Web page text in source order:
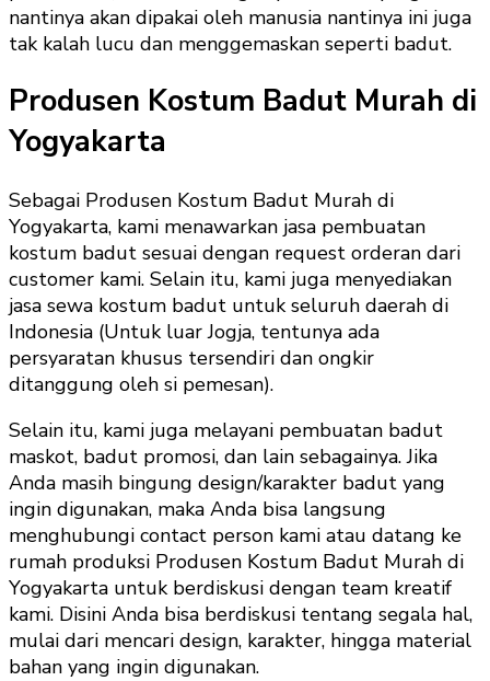
nantinya akan dipakai oleh manusia nantinya ini juga
tak kalah lucu dan menggemaskan seperti badut.
Produsen Kostum Badut Murah di
Yogyakarta
Sebagai Produsen Kostum Badut Murah di
Yogyakarta, kami menawarkan jasa pembuatan
kostum badut sesuai dengan request orderan dari
customer kami. Selain itu, kami juga menyediakan
jasa sewa kostum badut untuk seluruh daerah di
Indonesia (Untuk luar Jogja, tentunya ada
persyaratan khusus tersendiri dan ongkir
ditanggung oleh si pemesan).
Selain itu, kami juga melayani pembuatan badut
maskot, badut promosi, dan lain sebagainya. Jika
Anda masih bingung design/karakter badut yang
ingin digunakan, maka Anda bisa langsung
menghubungi contact person kami atau datang ke
rumah produksi Produsen Kostum Badut Murah di
Yogyakarta untuk berdiskusi dengan team kreatif
kami. Disini Anda bisa berdiskusi tentang segala hal,
mulai dari mencari design, karakter, hingga material
bahan yang ingin digunakan.